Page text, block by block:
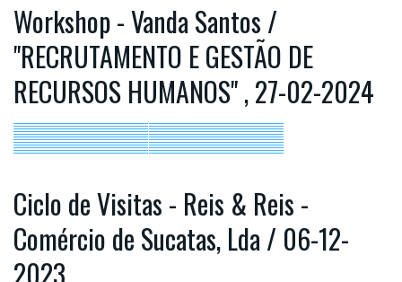
Workshop - Vanda Santos /
"RECRUTAMENTO E GESTÃO DE
RECURSOS HUMANOS" , 27-02-2024
Ciclo de Visitas - Reis & Reis -
Comércio de Sucatas, Lda / 06-12-
2023